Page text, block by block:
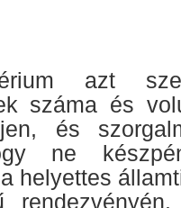
azt
száma és
és
ne
helyettes